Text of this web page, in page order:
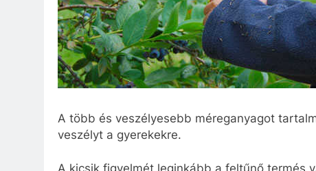
A több és veszélyesebb méreganyagot
veszélyt a gyerekekre.